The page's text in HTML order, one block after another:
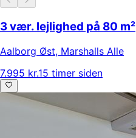
3 vær. lejlighed på 80 m²
Aalborg Øst, Marshalls Alle
7.995 kr.15 timer siden